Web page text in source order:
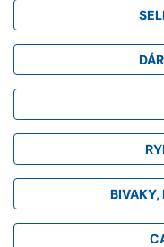
BIVAKY,